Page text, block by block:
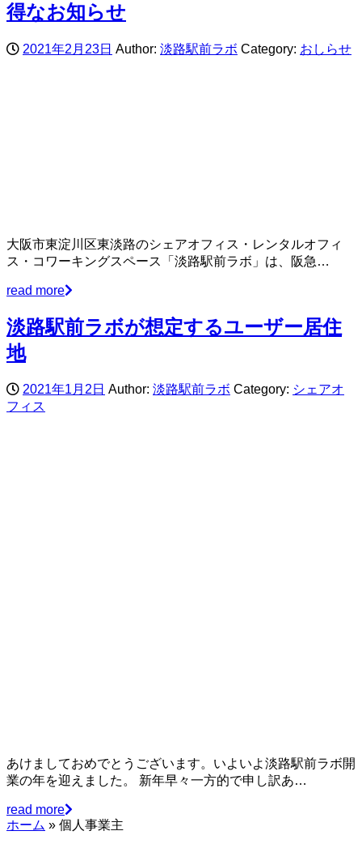
得なお知らせ
2021年2月23日 Author: 淡路駅前ラボ Category: おしらせ
大阪市東淀川区東淡路のシェアオフィス・レンタルオフィ
ス・コワーキングスペース「淡路駅前ラボ」は、阪急…
read more
淡路駅前ラボが想定するユーザー居住
地
2021年1月2日 Author: 淡路駅前ラボ Category: シェアオ
フィス
あけましておめでとうございます。いよいよ淡路駅前ラボ開
業の年を迎えました。 新年早々一方的で申し訳あ…
read more
ホーム » 個人事業主